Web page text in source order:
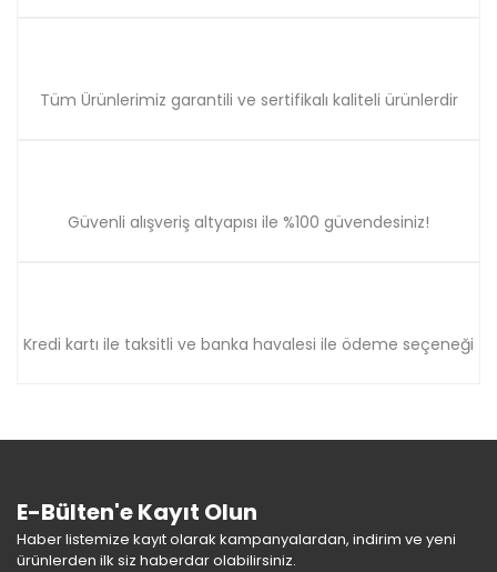
Tüm Ürünlerimiz garantili ve sertifikalı kaliteli ürünlerdir
Güvenli alışveriş altyapısı ile %100 güvendesiniz!
Kredi kartı ile taksitli ve banka havalesi ile ödeme seçeneği
E-Bülten'e Kayıt Olun
Haber listemize kayıt olarak kampanyalardan, indirim ve yeni
ürünlerden ilk siz haberdar olabilirsiniz.